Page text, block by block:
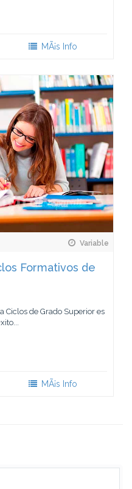
MÃ¡s Info
Variable
Formativos de
Ciclos de Grado Superior es
MÃ¡s Info